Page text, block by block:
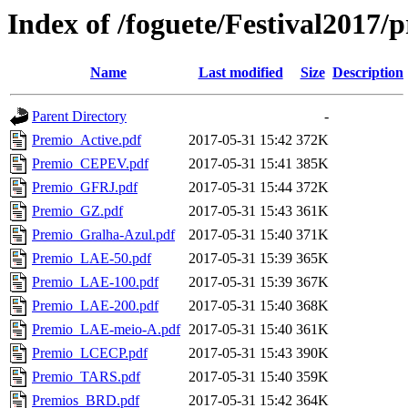
Index of /foguete/Festival2017/
Name Last modified Size Description
Parent Directory
-
Premio_Active.pdf
2017-05-31 15:42 372K
Premio_CEPEV.pdf
2017-05-31 15:41 385K
Premio_GFRJ.pdf
2017-05-31 15:44 372K
Premio_GZ.pdf
2017-05-31 15:43 361K
Premio_Gralha-Azul.pdf
2017-05-31 15:40 371K
Premio_LAE-50.pdf
2017-05-31 15:39 365K
Premio_LAE-100.pdf
2017-05-31 15:39 367K
Premio_LAE-200.pdf
2017-05-31 15:40 368K
Premio_LAE-meio-A.pdf 2017-05-31 15:40 361K
Premio_LCECP.pdf
2017-05-31 15:43 390K
Premio_TARS.pdf
2017-05-31 15:40 359K
Premios_BRD.pdf
2017-05-31 15:42 364K